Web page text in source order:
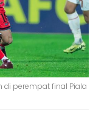
di perempat final Piala